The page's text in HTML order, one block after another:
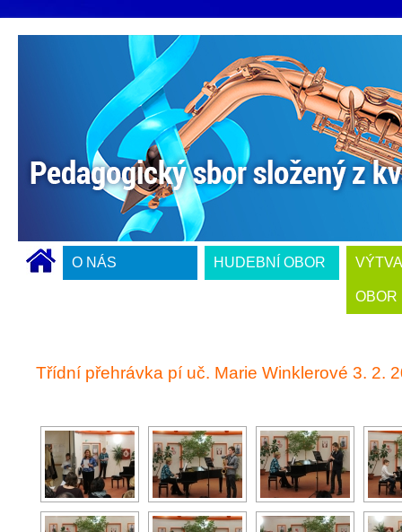
O NÁS HUDEBNÍ OBOR
OBOR
Třídní přehrávka pí uč. Marie Winklerové 3. 2.